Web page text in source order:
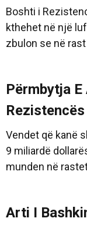
Boshti i
kthehet në një
zbulon se në rast
Përmbytja
Rezistencës
Vendet që kanë
9 miliardë
munden në
Arti I